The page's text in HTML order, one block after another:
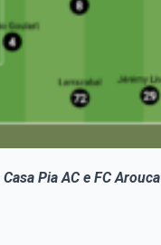
Pia AC e FC Arouca